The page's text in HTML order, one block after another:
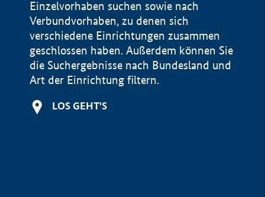
Einzelvorhaben suchen sowie nach
Verbundvorhaben, zu denen sich
verschiedene Einrichtungen zusammen
geschlossen haben. Außerdem können Sie
die Suchergebnisse nach Bundesland und
Art der Einrichtung filtern.
LOS GEHT'S